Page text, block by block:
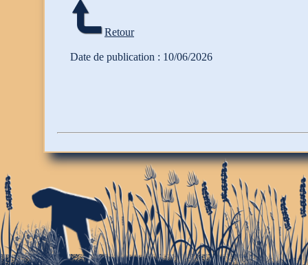
Retour
Date de publication : 10/06/2026